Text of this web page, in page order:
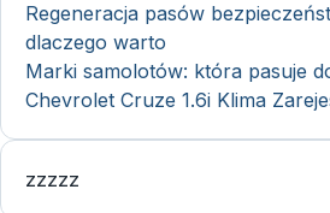
Regeneracja pasów
dlaczego warto
Marki samolotów: która pasuje
Chevrolet Cruze 1.6i Klima
zzzzz